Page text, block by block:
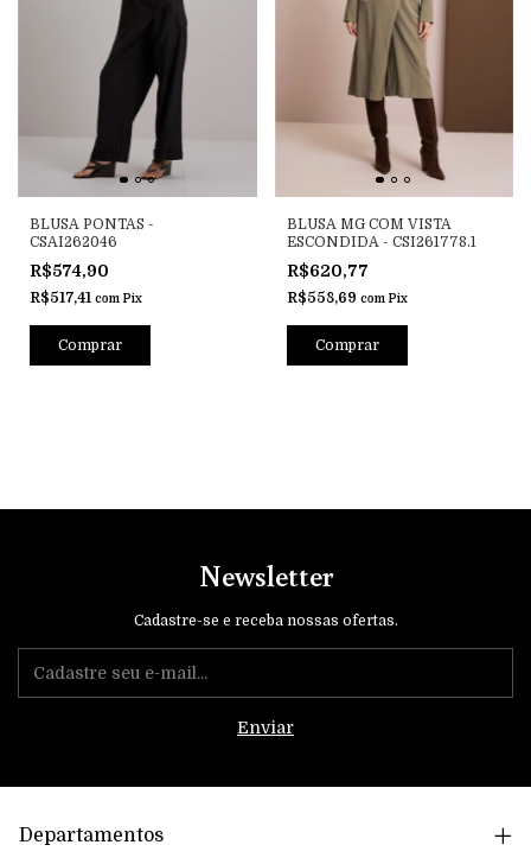
BLUSA PONTAS -
CSAI262046
R$574,90
R$517,41 com Pix
Comprar
BLUSA MG COM VISTA
ESCONDIDA - CSI261778.1
R$620,77
R$558,69 com Pix
Comprar
Newsletter
Cadastre-se e receba nossas ofertas.
Departamentos